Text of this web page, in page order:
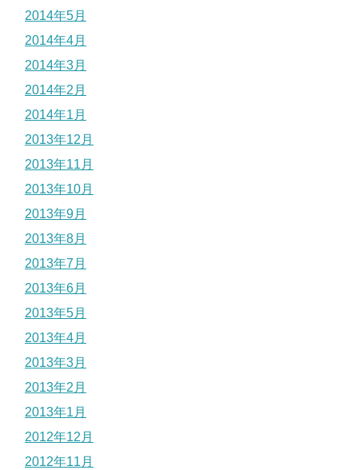
2014年5月
2014年4月
2014年3月
2014年2月
2014年1月
2013年12月
2013年11月
2013年10月
2013年9月
2013年8月
2013年7月
2013年6月
2013年5月
2013年4月
2013年3月
2013年2月
2013年1月
2012年12月
2012年11月